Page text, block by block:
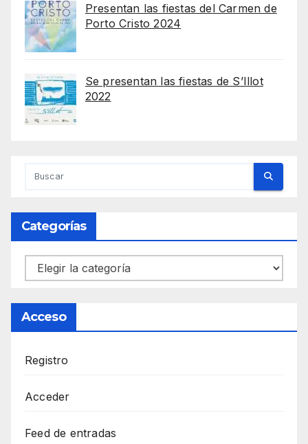
Presentan las fiestas del Carmen de
Porto Cristo 2024
Se presentan las fiestas de S’Illot
2022
Categorías
Categorías
Acceso
Registro
Acceder
Feed de entradas